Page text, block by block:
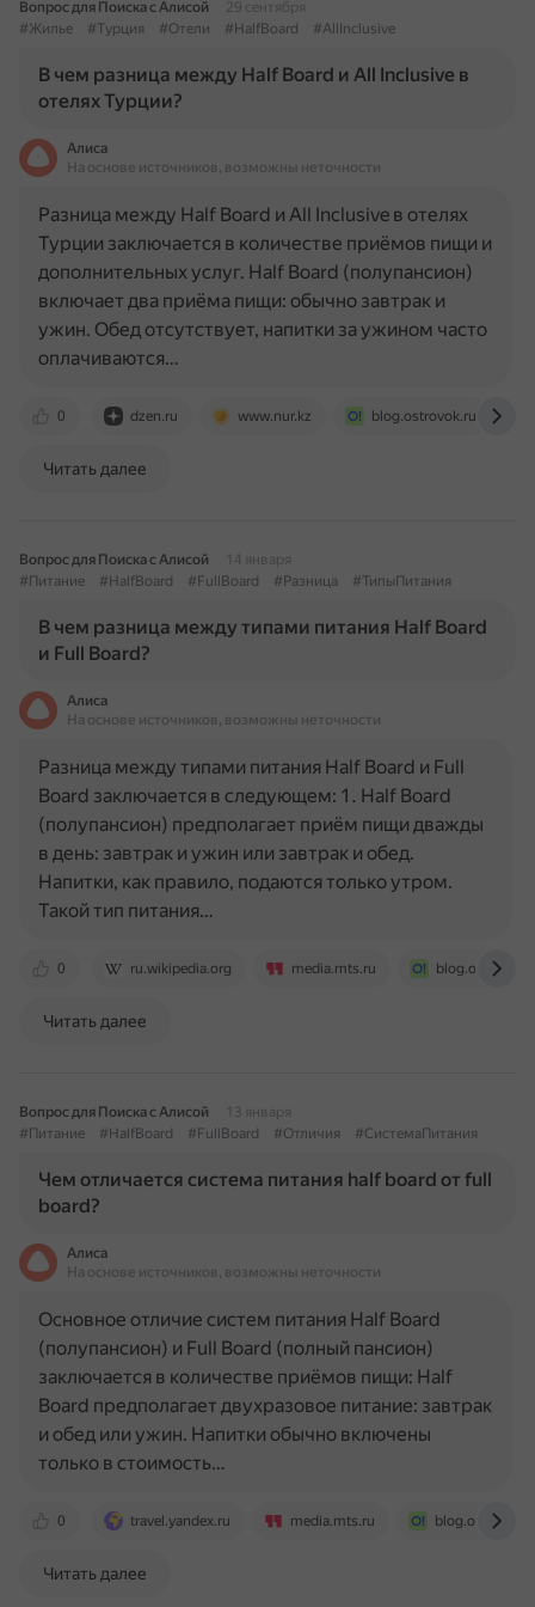
Вопрос для Поиска с Алисой
29 сентября
#Жилье
#Турция #Отели #HalfBoard #AllInclusive
В чем разница между Half Board и All Inclusive в
отелях Турции?
Алиса
На основе источников, возможны неточности
0 dzen.ru www.nur.kz blog.ostrovok.ru
Разница между Half Board и All Inclusive в отелях
Турции заключается в количестве приёмов пищи и
дополнительных услуг. Half Board (полупансион)
включает два приёма пищи: обычно завтрак и
ужин. Обед отсутствует, напитки за ужином часто
оплачиваются…
Читать далее
Вопрос для Поиска с Алисой
14 января
#Питание
#HalfBoard #FullBoard #Разница #ТипыПитания
В чем разница между типами питания Half Board
и Full Board?
Алиса
На основе источников, возможны неточности
0 ru.wikipedia.org media.mts.ru
Разница между типами питания Half Board и Full
Board заключается в следующем: 1. Half Board
(полупансион) предполагает приём пищи дважды
в день: завтрак и ужин или завтрак и обед.
Напитки, как правило, подаются только утром.
Такой тип питания…
Читать далее
Вопрос для Поиска с Алисой
13 января
#Питание
#HalfBoard #FullBoard #Отличия #СистемаПитания
Чем отличается система питания half board от full
board?
Алиса
На основе источников, возможны неточности
0 travel.yandex.ru media.mts.ru
Основное отличие систем питания Half Board
(полупансион) и Full Board (полный пансион)
заключается в количестве приёмов пищи: Half
Board предполагает двухразовое питание: завтрак
и обед или ужин. Напитки обычно включены
только в стоимость…
Читать далее